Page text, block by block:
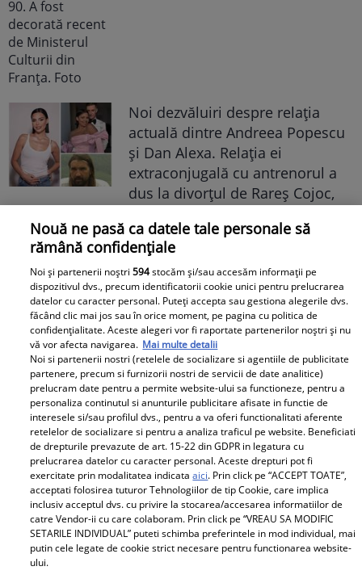
Noi dezvăluiri despre relația
actuală dintre Andreea Popescu
și Dan Alexa. Relația ei
extraconjugală cu antrenorul a
dus la divorțul de Rareș Cojoc,
se întâmplă în prezent
Este în culmea fericirii! Vedeta a
devenit mamă pentru a doua
oară și a dezvăluit prima
imagine cu fiul său: „Iubirile
vieții mele” Foto
A1.ro
Poftiți pe la noi: Poftiți la
întrecere. Mirela Vaida și
Adriana Trandafir, în centrul
atenției după provocarea lui Nea
Mărin
Nouă ne pasă ca datele tale personale să
rămână confidențiale
Noi și partenerii noștri594stocăm și/sau accesăm informații pe
dispozitivul dvs., precum identificatorii cookie unici pentru prelucrarea
datelor cu caracter personal. Puteți accepta sau gestiona alegerile dvs.
făcând clic mai jos sau în orice moment, pe pagina cu politica de
confidențialitate. Aceste alegeri vor fi raportate partenerilor noștri și nu
vă vor afecta navigarea. Mai multe detalii
Noi si partenerii nostri (retelele de socializare si agentiile de publicitate
partenere, precum si furnizorii nostri de servicii de date analitice)
prelucram date pentru a permite website-ului sa functioneze, pentru a
personaliza continutul si anunturile publicitare afisate in functie de
interesele si/sau profilul dvs., pentru a va oferi functionalitati aferente
retelelor de socializare si pentru a analiza traficul pe website. Beneficiati
de drepturile prevazute de art. 15-22 din GDPR in legatura cu
prelucrarea datelor cu caracter personal. Aceste drepturi pot fi
exercitate prin modalitatea indicataaici. Prin click pe “ACCEPT TOATE”,
acceptati folosirea tuturor Tehnologiilor de tip Cookie, care implica
inclusiv acceptul dvs. cu privire la stocarea/accesarea informatiilor de
catre Vendor-ii cu care colaboram. Prin click pe “VREAU SA MODIFIC
SETARILE INDIVIDUAL” puteti schimba preferintele in mod individual, mai
putin cele legate de cookie strict necesare pentru functionarea website-
ului.